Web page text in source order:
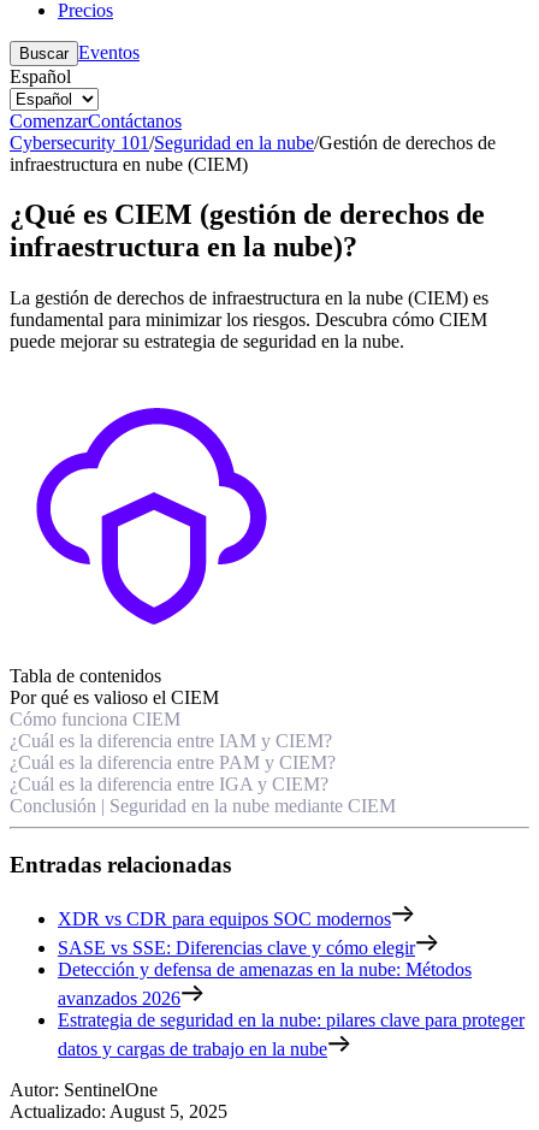
Precios
Buscar Eventos
Español
ComenzarContáctanos
Cybersecurity 101/Seguridad en la nube/Gestión de derechos de
infraestructura en nube (CIEM)
¿Qué es CIEM (gestión de derechos de
infraestructura en la nube)?
La gestión de derechos de infraestructura en la nube (CIEM) es
fundamental para minimizar los riesgos. Descubra cómo CIEM
puede mejorar su estrategia de seguridad en la nube.
Tabla de contenidos
Por qué es valioso el CIEM
Cómo funciona CIEM
¿Cuál es la diferencia entre IAM y CIEM?
¿Cuál es la diferencia entre PAM y CIEM?
¿Cuál es la diferencia entre IGA y CIEM?
Conclusión | Seguridad en la nube mediante CIEM
Entradas relacionadas
XDR vs CDR para equipos SOC modernos
SASE vs SSE: Diferencias clave y cómo elegir
Detección y defensa de amenazas en la nube: Métodos
avanzados 2026
Estrategia de seguridad en la nube: pilares clave para proteger
datos y cargas de trabajo en la nube
Autor: SentinelOne
Actualizado: August 5, 2025